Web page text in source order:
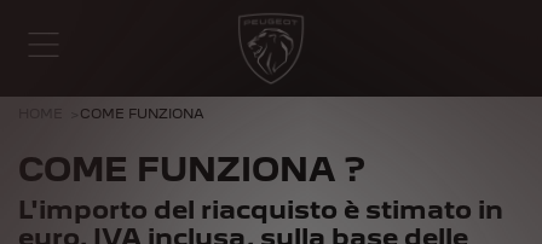
COME FUNZIONA
COME FUNZIONA ?
L'importo del riacquisto è stimato in
euro, IVA inclusa, sulla base delle